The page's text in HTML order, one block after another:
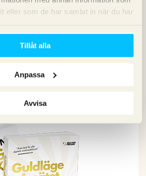
eller som de har samlat in när du har
Tillåt alla
Anpassa
Avvisa